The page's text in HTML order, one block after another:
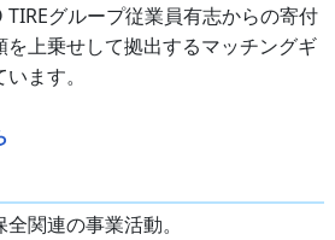
TIREグループ従業員有志からの寄付
を上乗せして拠出するマッチングギ
ます。
関連の事業活動。